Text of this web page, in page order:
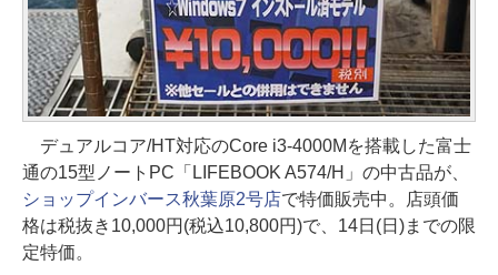
デュアルコア/HT対応のCore i3-4000Mを搭載した富士
通の15型ノートPC「LIFEBOOK A574/H」の中古品が、
ショップインバース秋葉原2号店で特価販売中。店頭価
格は税抜き10,000円(税込10,800円)で、14日(日)までの限
定特価。